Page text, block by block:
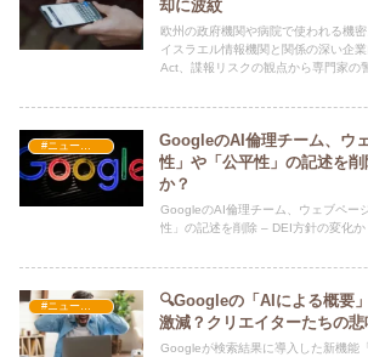
却に波紋
欧州の政府機関や病院で使われる機密
イスラエル情報機関と関係の深い企
Act、諜報リスクの観点から専門家の
#ニュース・社会・コラム
GoogleのAI倫理チーム、ウ
性」や「公平性」の記述を
か？
GoogleのAI倫理チーム、ウェブペー
性」の記述を削除 – DEI方針の変化か
#ニュース・社会・コラム
🔍Googleの「AIによる概要
激減？クリエイターたちの悲
Googleが検索結果に導入した新機能